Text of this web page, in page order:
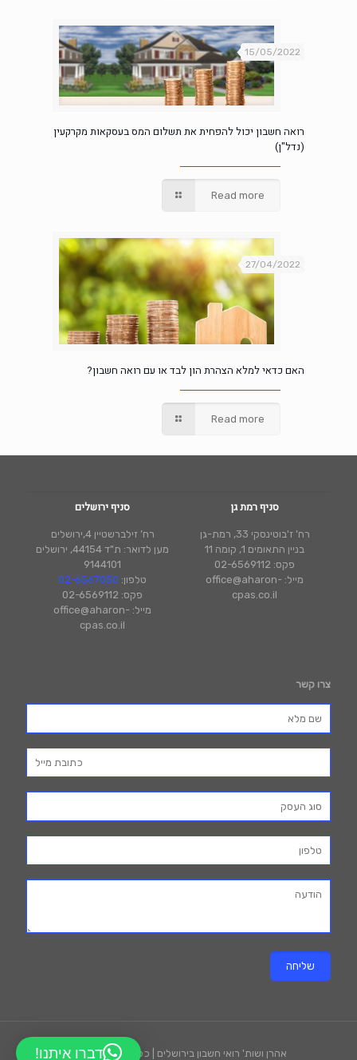
15/05/2022
רואה חשבון יכול להפחית את תשלום המס בעסקאות מקרקעין
(נדל"ן)
Read more
27/04/2022
האם כדאי למלא הצהרת הון לבד או עם רואה חשבון?
Read more
סניף רמת גן
רח’ ז'בוטינסקי 33, רמת-גן
בניין התאומים 1, קומה 11
פקס: 02-6569112
מייל: office@aharon-
cpas.co.il
סניף ירושלים
רח’ זילברשטיין 4,ירושלים
מען לדואר: ת"ד 44154, ירושלים
9144101
טלפון: 02-6567050
פקס: 02-6569112
מייל: office@aharon-
cpas.co.il
צרו קשר
אהרן ושות' רואי חשבון בירושלים | כל הזכויות שמורותדברו איתנו!